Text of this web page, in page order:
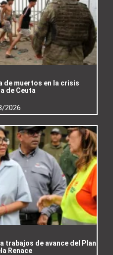
de muertos en la crisis
de Ceuta
2026
trabajos de avance del Plan
Renace